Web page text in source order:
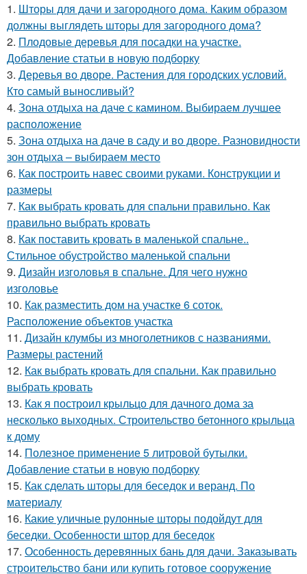
1. Шторы для дачи и загородного дома. Каким образом
должны выглядеть шторы для загородного дома?
2. Плодовые деревья для посадки на участке.
Добавление статьи в новую подборку
3. Деревья во дворе. Растения для городских условий.
Кто самый выносливый?
4. Зона отдыха на даче с камином. Выбираем лучшее
расположение
5. Зона отдыха на даче в саду и во дворе. Разновидности
зон отдыха – выбираем место
6. Как построить навес своими руками. Конструкции и
размеры
7. Как выбрать кровать для спальни правильно. Как
правильно выбрать кровать
8. Как поставить кровать в маленькой спальне..
Стильное обустройство маленькой спальни
9. Дизайн изголовья в спальне. Для чего нужно
изголовье
10. Как разместить дом на участке 6 соток.
Расположение объектов участка
11. Дизайн клумбы из многолетников с названиями.
Размеры растений
12. Как выбрать кровать для спальни. Как правильно
выбрать кровать
13. Как я построил крыльцо для дачного дома за
несколько выходных. Строительство бетонного крыльца
к дому
14. Полезное применение 5 литровой бутылки.
Добавление статьи в новую подборку
15. Как сделать шторы для беседок и веранд. По
материалу
16. Какие уличные рулонные шторы подойдут для
беседки. Особенности штор для беседок
17. Особенность деревянных бань для дачи. Заказывать
строительство бани или купить готовое сооружение